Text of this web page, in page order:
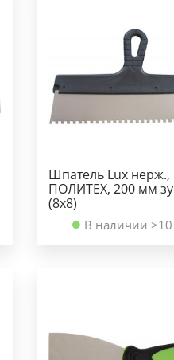
Шпатель Lux нерж.,
ПОЛИТЕХ, 200 мм
(8х8)
В наличии